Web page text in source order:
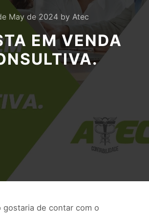
May de 2024 by Atec
EM VENDA
gostaria de contar com o